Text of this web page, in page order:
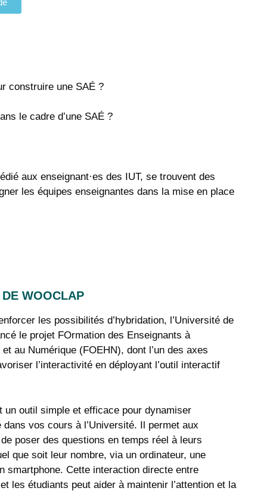
construire une SAÉ ?
le cadre d’une SAÉ ?
aux enseignant·es des IUT, se trouvent des
les équipes enseignantes dans la mise en place
WOOCLAP
les possibilités d’hybridation, l’Université de
le projet FOrmation des Enseignants à
et au Numérique (FOEHN), dont l’un des axes
l’interactivité en déployant l’outil interactif
outil simple et efficace pour dynamiser
dans vos cours à l’Université. Il permet aux
poser des questions en temps réel à leurs
que soit leur nombre, via un ordinateur, une
smartphone. Cette interaction directe entre
et les étudiants peut aider à maintenir l’attention et la